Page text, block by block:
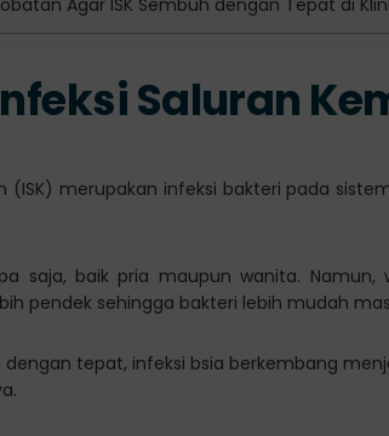
Saluran
(ISK) merupakan infeksi bakteri pada
saja, baik pria maupun wanita.
pendek sehingga bakteri lebih mudah
tepat, infeksi bsia berkembang